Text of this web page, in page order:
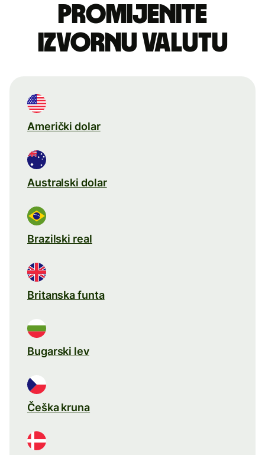
Promijenite
izvornu valutu
Američki dolar
Australski dolar
Brazilski real
Britanska funta
Bugarski lev
Češka kruna